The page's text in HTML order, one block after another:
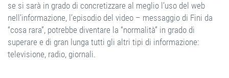
se si sarà in grado di concretizzare al meglio l’uso del web
nell’informazione, l’episodio del video – messaggio di Fini da
“cosa rara”, potrebbe diventare la “normalità” in grado di
superare e di gran lunga tutti gli altri tipi di informazione:
televisione, radio, giornali.